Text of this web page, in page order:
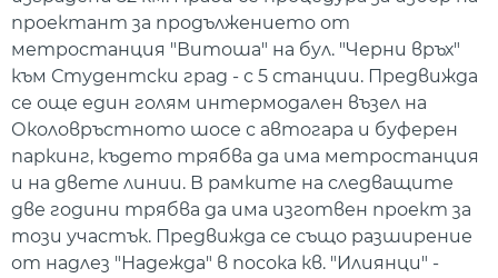
проектант за продължението от
метростанция "Витоша" на бул. "Черни връх"
към Студентски град - с 5 станции. Предвижда
се още един голям интермодален възел на
Околовръстното шосе с автогара и буферен
паркинг, където трябва да има метростанция
и на двете линии. В рамките на следващите
две години трябва да има изготвен проект за
този участък. Предвижда се също разширение
от надлез "Надежда" в посока кв. "Илиянци" -